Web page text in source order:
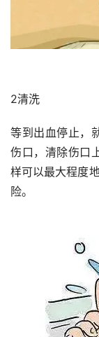
2清洗
等到出血停止，
伤口，清除伤口
样可以最大程度
险。